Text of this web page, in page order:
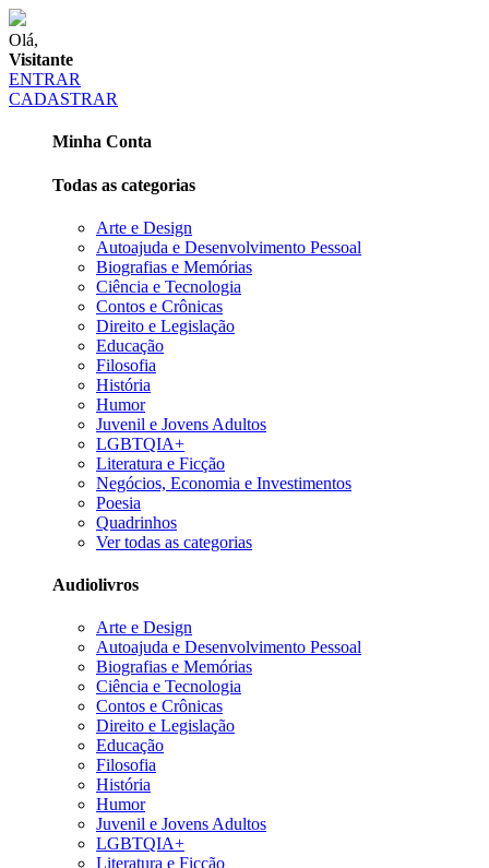
Olá,
Visitante
ENTRAR
CADASTRAR
Minha Conta
Todas as categorias
Arte e Design
Autoajuda e Desenvolvimento Pessoal
Biografias e Memórias
Ciência e Tecnologia
Contos e Crônicas
Direito e Legislação
Educação
Filosofia
História
Humor
Juvenil e Jovens Adultos
LGBTQIA+
Literatura e Ficção
Negócios, Economia e Investimentos
Poesia
Quadrinhos
Ver todas as categorias
Audiolivros
Arte e Design
Autoajuda e Desenvolvimento Pessoal
Biografias e Memórias
Ciência e Tecnologia
Contos e Crônicas
Direito e Legislação
Educação
Filosofia
História
Humor
Juvenil e Jovens Adultos
LGBTQIA+
Literatura e Ficção